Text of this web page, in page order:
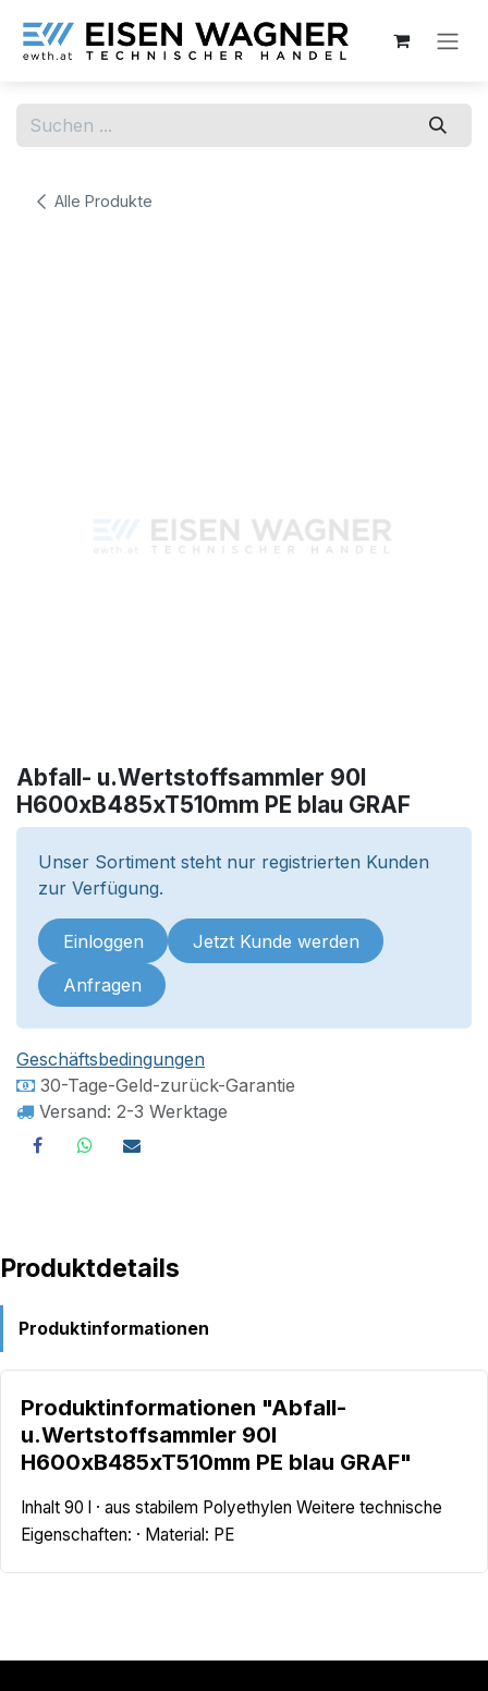
Alle Produkte
Abfall- u.Wertstoffsammler 90l
H600xB485xT510mm PE blau GRAF
Unser Sortiment steht nur registrierten Kunden
zur Verfügung.
Einloggen Jetzt Kunde werden
Anfragen
Geschäftsbedingungen
30-Tage-Geld-zurück-Garantie
Versand: 2-3 Werktage
Produktdetails
Produktinformationen
Produktinformationen "Abfall-
u.Wertstoffsammler 90l
H600xB485xT510mm PE blau GRAF"
Inhalt 90 l · aus stabilem Polyethylen Weitere technische
Eigenschaften: · Material: PE